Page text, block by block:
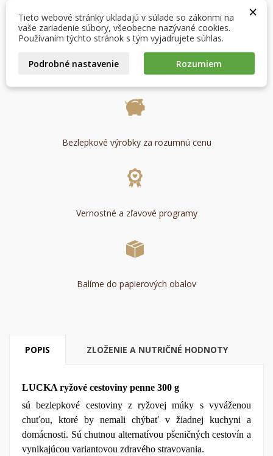
 VLOŽIŤ DO KOŠÍKA
Pridať do obľúbených
Skladom
Bezlepkové výrobky za rozumnú cenu
Vernostné a zľavové programy
Balíme do papierových obalov
POPIS ZLOŽENIE A NUTRIČNÉ HODNOTY
LUCKA ryžové cestoviny penne 300 g
sú bezlepkové cestoviny z ryžovej múky s vyváženou
chuťou, ktoré by nemali chýbať v žiadnej kuchyni a
domácnosti. Sú chutnou alternatívou pšeničných cestovín a
vynikajúcou variantovou zdravého stravovania.
Môj zoznam prianí
add_circle_outline Vytvoriť nový zoznam
Názov zoznamu želaní
Vytvoriť zoznam želaní
Musíte byť prihlásený, aby ste si mohli výrobky uložiť do
svojho zoznamu želaní.
Prihlásiť sa
×
Tieto webové stránky ukladajú v súlade so zákonmi na
vaše zariadenie súbory, všeobecne nazývané cookies.
Používaním týchto stránok s tým vyjadrujete súhlas.
Podrobné nastavenie Rozumiem